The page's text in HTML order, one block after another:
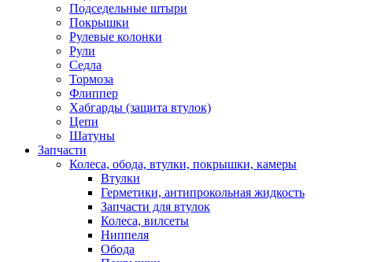
Подседельные штыри
Покрышки
Рулевые колонки
Рули
Седла
Тормоза
Флиппер
Хабгарды (защита втулок)
Цепи
Шатуны
Запчасти
Колеса, обода, втулки, покрышки, камеры
Втулки
Герметики, антипрокольная жидкость
Запчасти для втулок
Колеса, вилсеты
Ниппеля
Обода